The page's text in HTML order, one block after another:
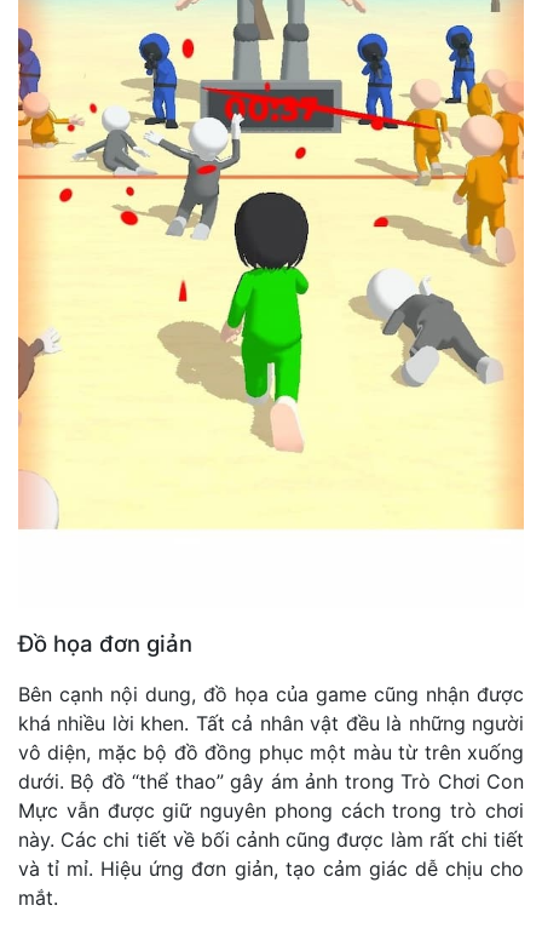
Đồ họa đơn giản
Bên cạnh nội dung, đồ họa của game cũng nhận được
khá nhiều lời khen. Tất cả nhân vật đều là những người
vô diện, mặc bộ đồ đồng phục một màu từ trên xuống
dưới. Bộ đồ “thể thao” gây ám ảnh trong Trò Chơi Con
Mực vẫn được giữ nguyên phong cách trong trò chơi
này. Các chi tiết về bối cảnh cũng được làm rất chi tiết
và tỉ mỉ. Hiệu ứng đơn giản, tạo cảm giác dễ chịu cho
mắt.